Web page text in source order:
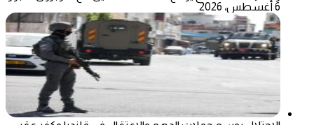
6 أغسطس، 2026